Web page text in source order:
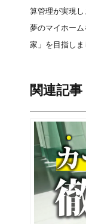
算管理が実現し
夢のマイホー
家」を目指しま
関連記事